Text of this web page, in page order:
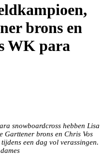
brons en
WK para
snowboardcross hebben Lisa
Garttener brons en Chris Vos
een dag vol verassingen.
het WK para